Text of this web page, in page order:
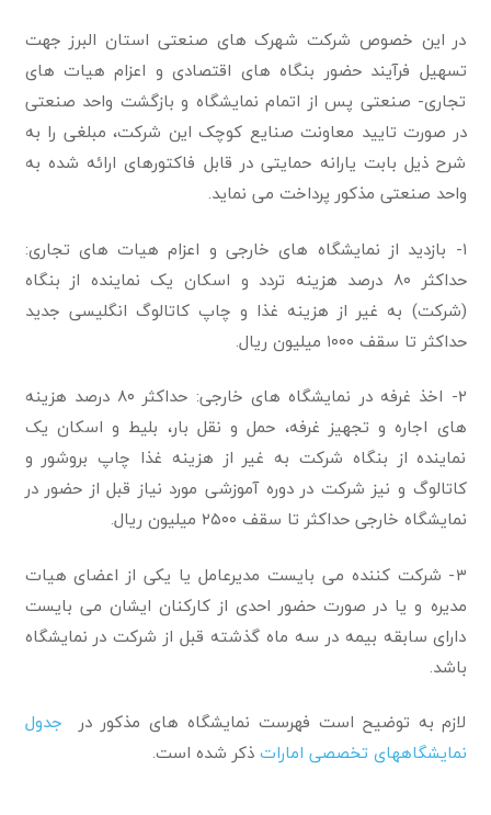
در این خصوص شرکت شهرک های صنعتی استان البرز جهت
تسهیل فرآیند حضور بنگاه های اقتصادی و اعزام هیات های
تجاری- صنعتی پس از اتمام نمایشگاه و بازگشت واحد صنعتی
در صورت تایید معاونت صنایع کوچک این شرکت، مبلغی را به
شرح ذیل بابت یارانه حمایتی در قابل فاکتورهای ارائه شده به
واحد صنعتی مذکور پرداخت می نماید.
۱- بازدید از نمایشگاه های خارجی و اعزام هیات های تجاری:
حداکثر ۸۰ درصد هزینه تردد و اسکان یک نماینده از بنگاه
(شرکت) به غیر از هزینه غذا و چاپ کاتالوگ انگلیسی جدید
حداکثر تا سقف ۱۰۰۰ میلیون ریال.
۲- اخذ غرفه در نمایشگاه های خارجی: حداکثر ۸۰ درصد هزینه
های اجاره و تجهیز غرفه، حمل و نقل بار، بلیط و اسکان یک
نماینده از بنگاه شرکت به غیر از هزینه غذا چاپ بروشور و
کاتالوگ و نیز شرکت در دوره آموزشی مورد نیاز قبل از حضور در
نمایشگاه خارجی حداکثر تا سقف ۲۵۰۰ میلیون ریال.
۳- شرکت کننده می بایست مدیرعامل یا یکی از اعضای هیات
مدیره و یا در صورت حضور احدی از کارکنان ایشان می بایست
دارای سابقه بیمه در سه ماه گذشته قبل از شرکت در نمایشگاه
باشد.
لازم به توضیح است فهرست نمایشگاه های مذکور در جدول
نمایشگاههای تخصصی اماراتذکر شده است.